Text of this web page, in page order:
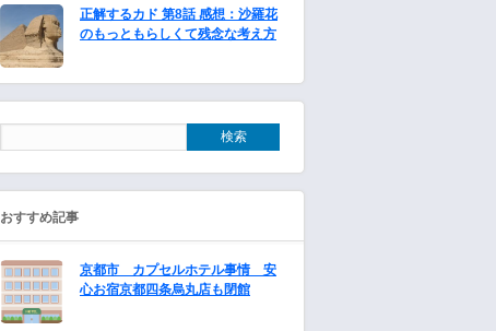
正解するカド 第8話 感想：沙羅花
のもっともらしくて残念な考え方
おすすめ記事
京都市 カプセルホテル事情 安
心お宿京都四条烏丸店も閉館